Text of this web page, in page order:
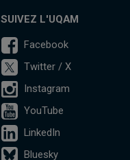
SUIVEZ L'UQAM
Facebook
Twitter / X
Instagram
YouTube
LinkedIn
Bluesky